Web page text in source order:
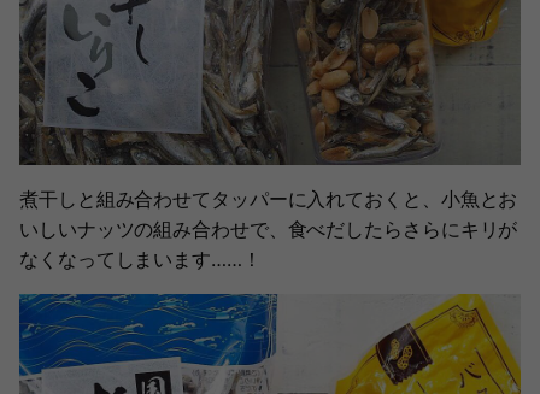
煮干しと組み合わせてタッパーに入れておくと、小魚とお
いしいナッツの組み合わせで、食べだしたらさらにキリが
なくなってしまいます……！